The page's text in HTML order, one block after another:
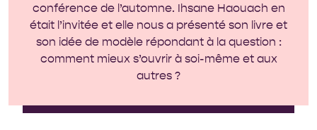
conférence de l’automne. Ihsane Haouach en
était l’invitée et elle nous a présenté son livre et
son idée de modèle répondant à la question :
comment mieux s’ouvrir à soi-même et aux
autres ?